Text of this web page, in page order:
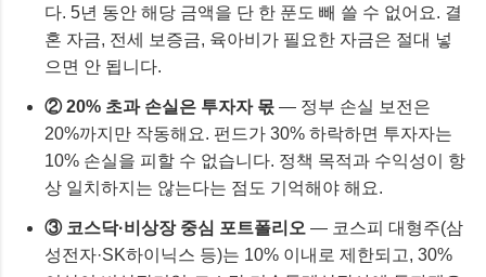
다. 5년 동안 해당 금액을 단 한 푼도 빼 쓸 수 없어요. 결
혼 자금, 전세 보증금, 육아비가 필요한 자금은 절대 넣
으면 안 됩니다.
② 20% 초과 손실은 투자자 몫 — 정부 손실 보전은
20%까지만 작동해요. 펀드가 30% 하락하면 투자자는
10% 손실을 피할 수 없습니다. 정책 목적과 수익성이 항
상 일치하지는 않는다는 점도 기억해야 해요.
③ 코스닥·비상장 중심 포트폴리오 — 코스피 대형주(삼
성전자·SK하이닉스 등)는 10% 이내로 제한되고, 30%